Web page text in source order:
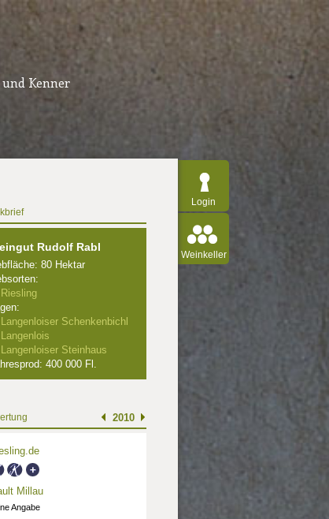
Kenner
Login
Weinkeller
Rudolf Rabl
80 Hektar
Riesling
Langenloiser Schenkenbichl
Langenlois
Langenloiser Steinhaus
400 000 Fl.
2010
Millau
Angabe